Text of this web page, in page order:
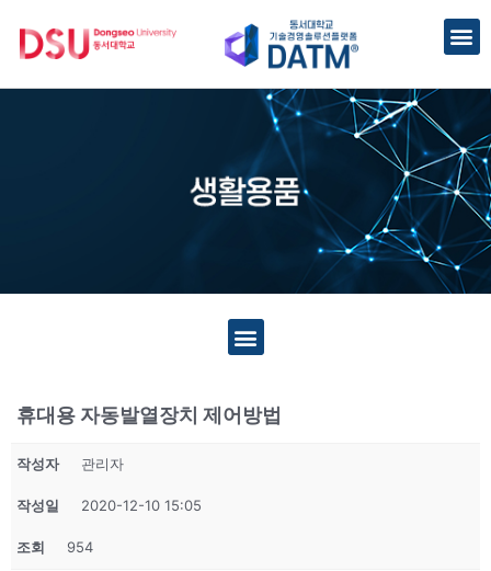
휴대용 자동발열장치 제어방법
작성자 관리자
작성일 2020-12-10 15:05
조회 954